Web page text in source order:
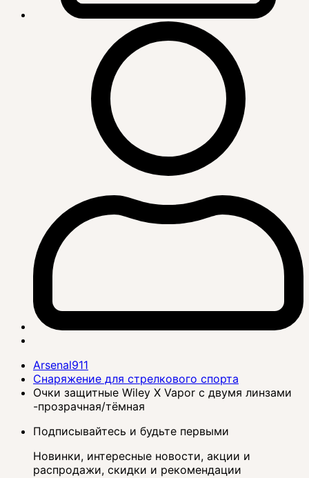
Arsenal911
Снаряжение для стрелкового спорта
Очки защитные Wiley X Vapor с двумя линзами
-прозрачная/тёмная
Подписывайтесь и будьте первыми
Новинки, интересные новости, акции и
распродажи, скидки и рекомендации